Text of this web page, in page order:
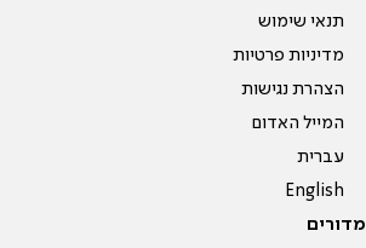
תנאי שימוש
מדיניות פרטיות
הצהרת נגישות
המייל האדום
עברית
English
מדורים